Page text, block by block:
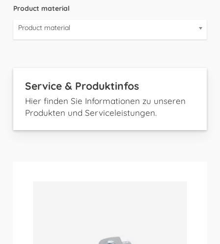
Product material
Product material
Service & Produktinfos
Hier finden Sie Informationen zu unseren
Produkten und Serviceleistungen.